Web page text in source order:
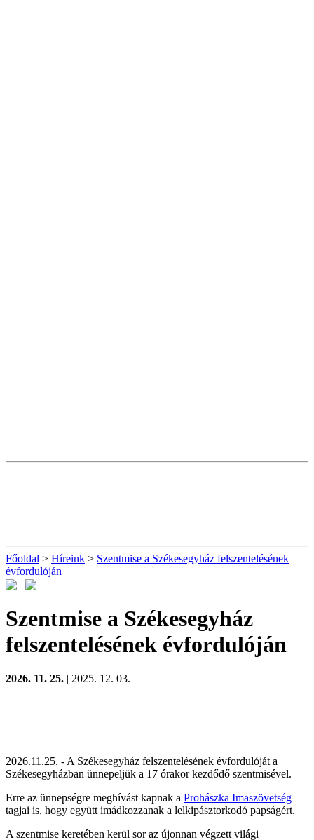
Főoldal > Híreink > Szentmise a Székesegyház felszentelésének
évfordulóján
Szentmise a Székesegyház
felszentelésének évfordulóján
2026. 11. 25. | 2025. 12. 03.
2026.11.25. - A Székesegyház felszentelésének évfordulóját a
Székesegyházban ünnepeljük a 17 órakor kezdődő szentmisével.
Erre az ünnepségre meghívást kapnak a Prohászka Imaszövetség
tagjai is, hogy együtt imádkozzanak a lelkipásztorkodó papságért.
A szentmise keretében kerül sor az újonnan végzett világi